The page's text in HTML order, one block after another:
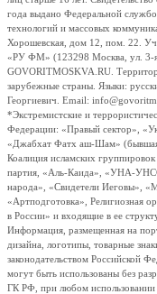
года выдано Федеральной
технологий и массовых
Хорошевская, дом 12, пом. 22.
«РУ ФМ» (123298 Москва, ул. 3-
GOVORITMOSKVA.RU.
зарубежные страны. Языки:
Георгиевич. Email:
*Экстремистские и
Федерации: «Правый сектор»,
«Джабхат Фатх аш-Шам»
Коалиция исламских
партия, «Аль-Каида», «УНА-
народа», «Свидетели Иеговы»,
«Артподготовка», Религиозная
в России» и входящие в ее
Информация, размещенная на
дизайна, логотипы, товарные
законодательством Российской
могут быть использованы без
ГК РФ, при любом использовании